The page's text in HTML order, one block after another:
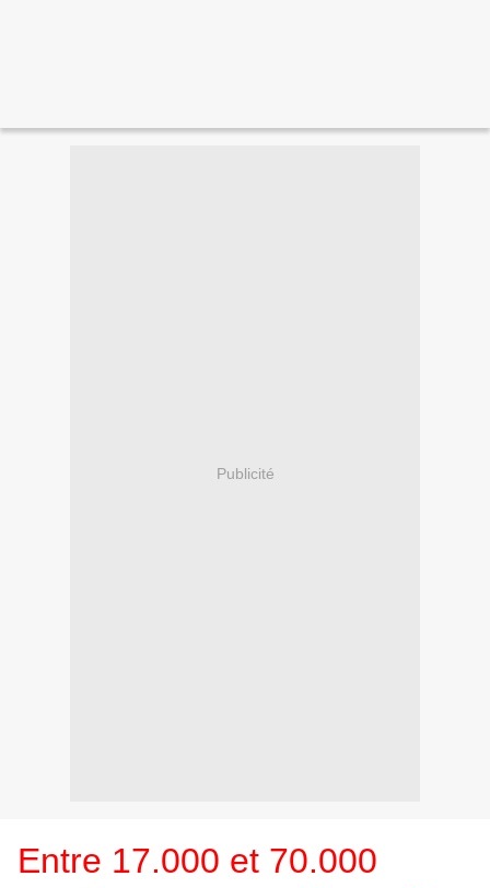
Publicité
Entre 17.000 et 70.000